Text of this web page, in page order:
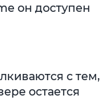
он доступен
с тем,
остается